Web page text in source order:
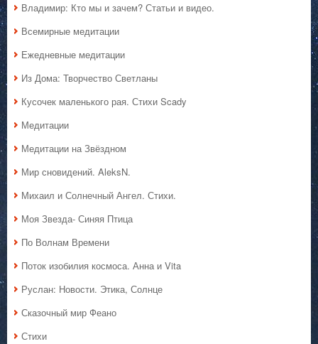
Владимир: Кто мы и зачем? Статьи и видео.
Всемирные медитации
Ежедневные медитации
Из Дома: Творчество Светланы
Кусочек маленького рая. Стихи Scady
Медитации
Медитации на Звёздном
Мир сновидений. AleksN.
Михаил и Солнечный Ангел. Стихи.
Моя Звезда- Синяя Птица
По Волнам Времени
Поток изобилия космоса. Анна и Vita
Руслан: Новости. Этика, Солнце
Сказочный мир Феано
Стихи